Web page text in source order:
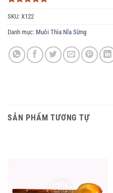
5trên 5
dựa trên
3
đánh giá
SKU: X122
Danh mục: Muôi Thìa Nĩa Sừng
SẢN PHẨM TƯƠNG TỰ